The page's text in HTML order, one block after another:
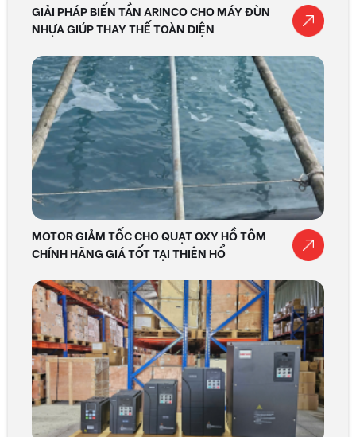
GIẢI PHÁP BIẾN TẦN ARINCO CHO MÁY ĐÙN
NHỰA GIÚP THAY THẾ TOÀN DIỆN
MOTOR GIẢM TỐC CHO QUẠT OXY HỒ TÔM
CHÍNH HÃNG GIÁ TỐT TẠI THIÊN HỔ